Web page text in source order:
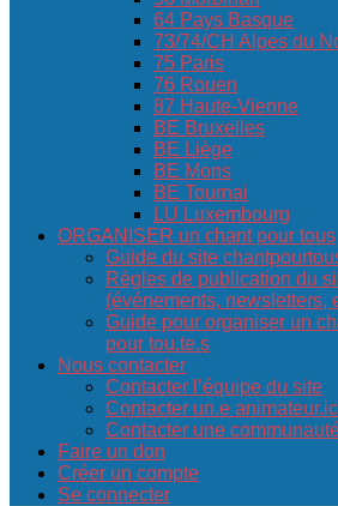
64 Pays Basque
73/74/CH Alpes du
75 Paris
76 Rouen
87 Haute-Vienne
BE Bruxelles
BE Liège
BE Mons
BE Tournai
LU Luxembourg
ORGANISER un chant pour tous
Guide du site
Règles de publication du
(événements, newsletters,
Guide pour organiser un
pour tou.te.s
Nous contacter
Contacter l’équipe du site
Contacter un.e
Contacter une
Faire un don
Créer un compte
Se connecter